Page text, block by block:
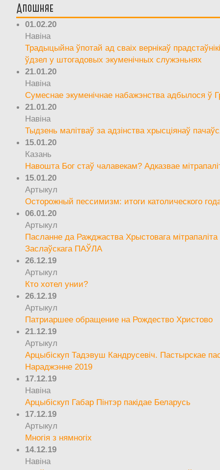
Апошняе
01.02.20
Навіна
Традыцыйна ўпотай ад сваіх вернікаў
ўдзел у штогадовых экуменічных служэньнях
21.01.20
Навіна
Сумеснае экуменічнае набажэнства адбылося ў
21.01.20
Навіна
Тыдзень малітваў за адзінства хрысціянаў
15.01.20
Казань
Навошта Бог стаў чалавекам? Адказвае
15.01.20
Артыкул
Осторожный пессимизм: итоги католического
06.01.20
Артыкул
Пасланне да Ражджаства Хрыстовага мітрапаліта
Заслаўскага ПАЎЛА
26.12.19
Артыкул
Кто хотел унии?
26.12.19
Артыкул
Патриаршее обращение на Рождество Христово
21.12.19
Артыкул
Арцыбіскуп Тадэвуш Кандрусевіч. Пастырскае
Нараджэнне 2019
17.12.19
Навіна
Арцыбіскуп Габар Пінтэр пакідае Беларусь
17.12.19
Артыкул
Многія з нямногіх
14.12.19
Навіна